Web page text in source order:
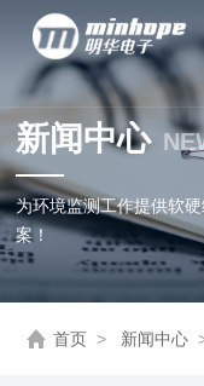
新闻中心
为环境监测工作提供软
案！
首页 > 新闻中心